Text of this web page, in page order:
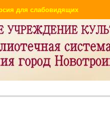
для слабовидящих